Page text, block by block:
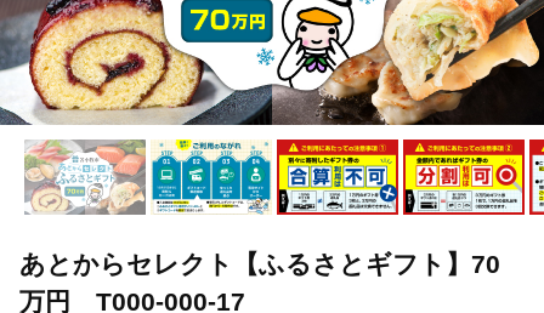
あとからセレクト【ふるさとギフト】70
万円 T000-000-17